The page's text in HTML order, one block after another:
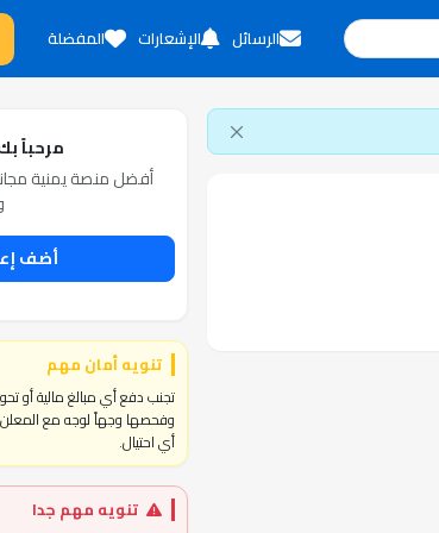
الرسائل الإشعارات المفضلة
مرحباً
أفضل منصة يمنية
أضف
تنويه أمان مهم
تجنب دفع أي مبالغ مالية أو
وفحصها وجهاً لوجه مع
أي احتيال.
تنويه مهم جدا